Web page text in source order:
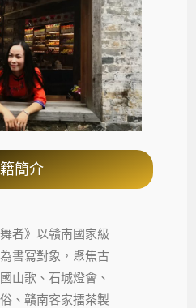
簡介
者》以贛南國家級
書寫對象，聚焦古
山歌、石城燈會、
、贛南客家擂茶製